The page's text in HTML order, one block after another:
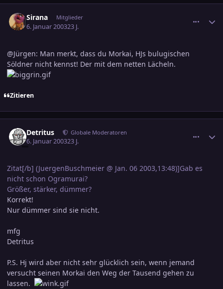
Sirana Mitglieder
6. Januar 200323 J.
@Jürgen: Man merkt, dass du Morkai, HJs bulugischen
Söldner nicht kennst! Der mit dem netten Lächeln.
Zitieren
Detritus Globale Moderatoren
6. Januar 200323 J.
Zitat[/b] (JuergenBuschmeier @ Jan. 06 2003,13:48)]Gab es
nicht schon Ogramurai?
Größer, stärker, dümmer?
Korrekt!
Nur dümmer sind sie nicht.
mfg
Detritus
P.S. Hj wird aber nicht sehr glücklich sein, wenn jemand
versucht seinen Morkai den Weg der Tausend gehen zu
lassen.